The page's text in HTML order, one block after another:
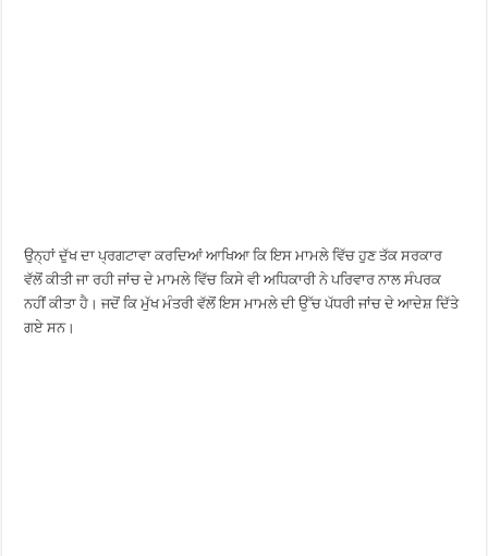
ਉਨ੍ਹਾਂ ਦੁੱਖ ਦਾ ਪ੍ਰਗਟਾਵਾ ਕਰਦਿਆਂ ਆਖਿਆ ਕਿ ਇਸ ਮਾਮਲੇ ਵਿੱਚ ਹੁਣ ਤੱਕ ਸਰਕਾਰ
ਵੱਲੋਂ ਕੀਤੀ ਜਾ ਰਹੀ ਜਾਂਚ ਦੇ ਮਾਮਲੇ ਵਿੱਚ ਕਿਸੇ ਵੀ ਅਧਿਕਾਰੀ ਨੇ ਪਰਿਵਾਰ ਨਾਲ ਸੰਪਰਕ
ਨਹੀਂ ਕੀਤਾ ਹੈ। ਜਦੋਂ ਕਿ ਮੁੱਖ ਮੰਤਰੀ ਵੱਲੋਂ ਇਸ ਮਾਮਲੇ ਦੀ ਉੱਚ ਪੱਧਰੀ ਜਾਂਚ ਦੇ ਆਦੇਸ਼ ਦਿੱਤੇ
ਗਏ ਸਨ।